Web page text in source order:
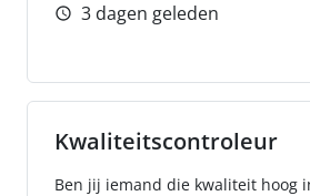
3 dagen geleden
Kwaliteitscontroleur
Ben jij iemand die kwaliteit hoog